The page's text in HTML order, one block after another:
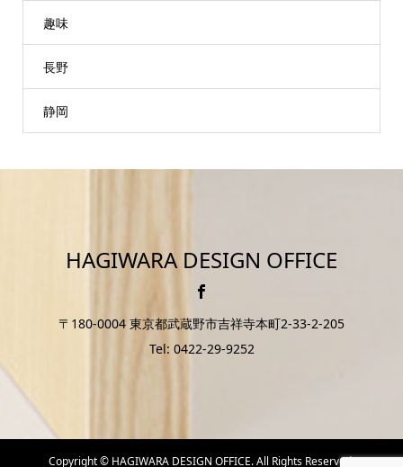
趣味
長野
静岡
HAGIWARA DESIGN OFFICE
〒180-0004 東京都武蔵野市吉祥寺本町2-33-2-205
Tel: 0422-29-9252
Copyright © HAGIWARA DESIGN OFFICE. All Rights Reserved.